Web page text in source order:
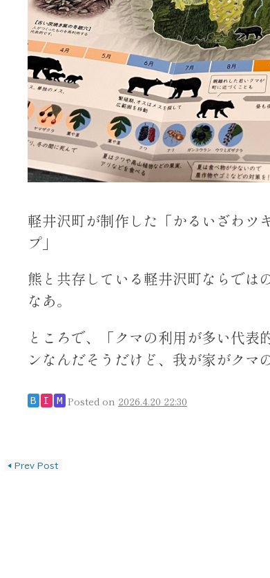
軽井沢町が制作した「かるいざわツ
プ」
熊と共存している軽井沢町ならでは
なあ。
ところで、「クマの利用が多い代表
ンなんだそうだけど、我が家がクマ
B I M Posted on 2026.4.20 22:30
投稿ナビゲーション
◀ Prev Post